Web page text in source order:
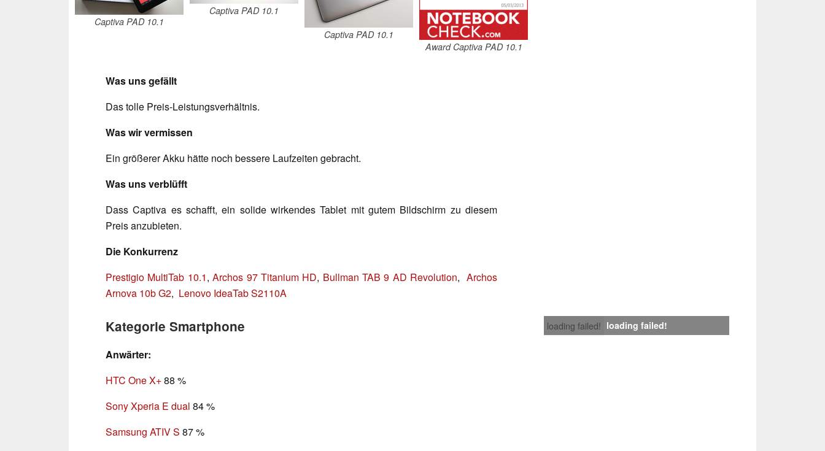
Captiva PAD 10.1
Captiva PAD 10.1
Captiva PAD 10.1
Award Captiva PAD 10.1
Was uns gefällt
Das tolle Preis-Leistungsverhältnis.
Was wir vermissen
Ein größerer Akku hätte noch bessere Laufzeiten gebracht.
Was uns verblüfft
Dass Captiva es schafft, ein solide wirkendes Tablet mit gutem Bildschirm zu diesem
Preis anzubieten.
Die Konkurrenz
Prestigio MultiTab 10.1,Archos 97 Titanium HD, Bullman TAB 9 AD Revolution,Archos
Arnova 10b G2, Lenovo IdeaTab S2110A
loading failed! loading failed!
Kategorie Smartphone
Anwärter:
HTC One X+88 %
Sony Xperia E dual 84 %
Samsung ATIV S 87 %